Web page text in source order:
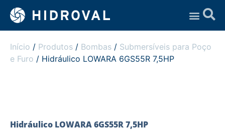
Início / Produtos / Bombas / Submersíveis para Poço
e Furo / Hidráulico LOWARA 6GS55R 7,5HP
Hidráulico LOWARA 6GS55R 7,5HP